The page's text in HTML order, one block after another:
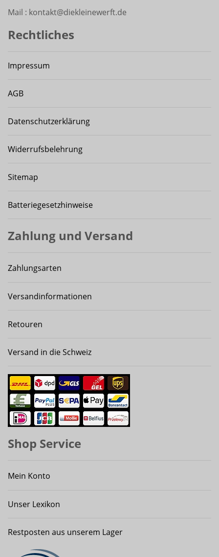
Mail : kontakt@diekleinewerft.de
Rechtliches
Impressum
AGB
Datenschutzerklärung
Widerrufsbelehrung
Sitemap
Batteriegesetzhinweise
Zahlung und Versand
Zahlungsarten
Versandinformationen
Retouren
Versand in die Schweiz
Shop Service
Mein Konto
Unser Lexikon
Restposten aus unserem Lager